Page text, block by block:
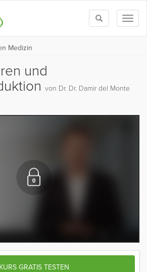
Toggle
search
Medizin
und
von Dr. Dr. Damir del Monte
KURS GRATIS TESTEN